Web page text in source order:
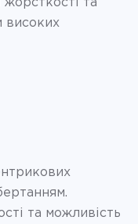
жорсткості та
високих
та можливість